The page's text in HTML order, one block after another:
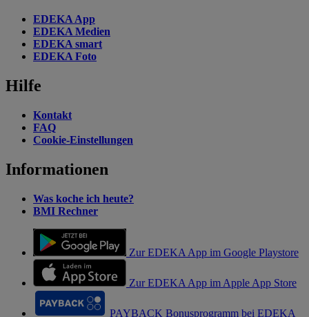
EDEKA App
EDEKA Medien
EDEKA smart
EDEKA Foto
Hilfe
Kontakt
FAQ
Cookie-Einstellungen
Informationen
Was koche ich heute?
BMI Rechner
Zur EDEKA App im Google Playstore
Zur EDEKA App im Apple App Store
PAYBACK Bonusprogramm bei EDEKA